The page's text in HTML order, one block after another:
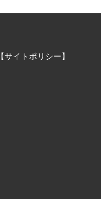
【サイトポリシー】